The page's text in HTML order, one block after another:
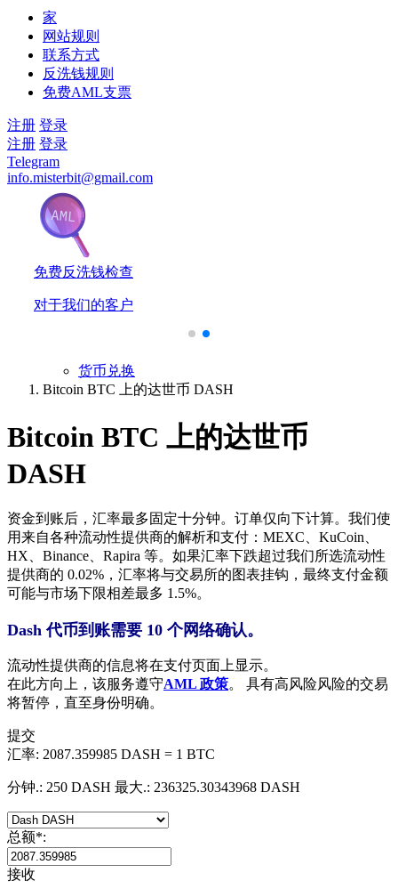
家
网站规则
联系方式
反洗钱规则
免费AML支票
注册 登录
注册 登录
Telegram
info.misterbit@gmail.com
免费反洗钱检查
对于我们的客户
货币兑换
Bitcoin BTC 上的达世币 DASH
Bitcoin BTC 上的达世币
DASH
资金到账后，汇率最多固定十分钟。订单仅向下计算。我们使
用来自各种流动性提供商的解析和支付：MEXC、KuCoin、
HX、Binance、Rapira 等。如果汇率下跌超过我们所选流动性
提供商的 0.02%，汇率将与交易所的图表挂钩，最终支付金额
可能与市场下限相差最多 1.5%。
Dash 代币到账需要 10 个网络确认。
流动性提供商的信息将在支付页面上显示。
在此方向上，该服务遵守AML 政策。 具有高风险风险的交易
将暂停，直至身份明确。
提交
汇率: 2087.359985 DASH = 1 BTC
分钟.: 250 DASH 最大.: 236325.30343968 DASH
总额*:
接收